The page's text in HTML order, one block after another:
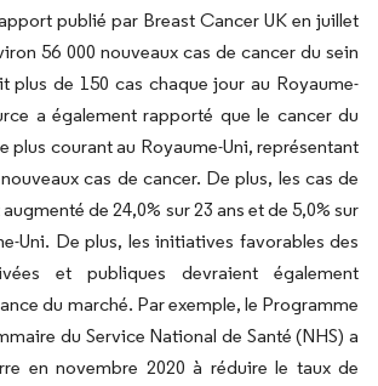
publié par Breast Cancer UK en juillet
56 000 nouveaux cas de cancer du sein
plus de 150 cas chaque jour au Royaume-
a également rapporté que le cancer du
plus courant au Royaume-Uni, représentant
cas de cancer. De plus, les cas de
de 24,0% sur 23 ans et de 5,0% sur
Uni. De plus, les initiatives favorables des
et publiques devraient également
du marché. Par exemple, le Programme
du Service National de Santé (NHS) a
en novembre 2020 à réduire le taux de